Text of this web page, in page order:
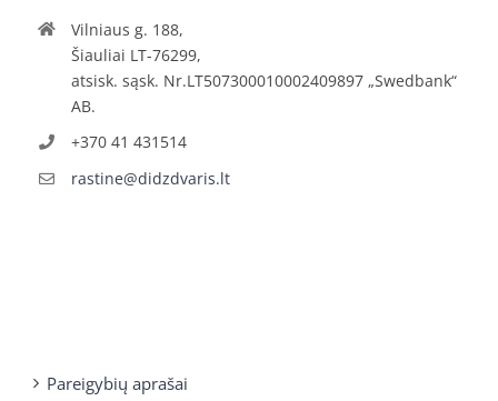
Vilniaus g. 188,
Šiauliai LT-76299,
atsisk. sąsk. Nr.LT507300010002409897 „Swedbank“
AB.
+370 41 431514
rastine@didzdvaris.lt
Pareigybių aprašai